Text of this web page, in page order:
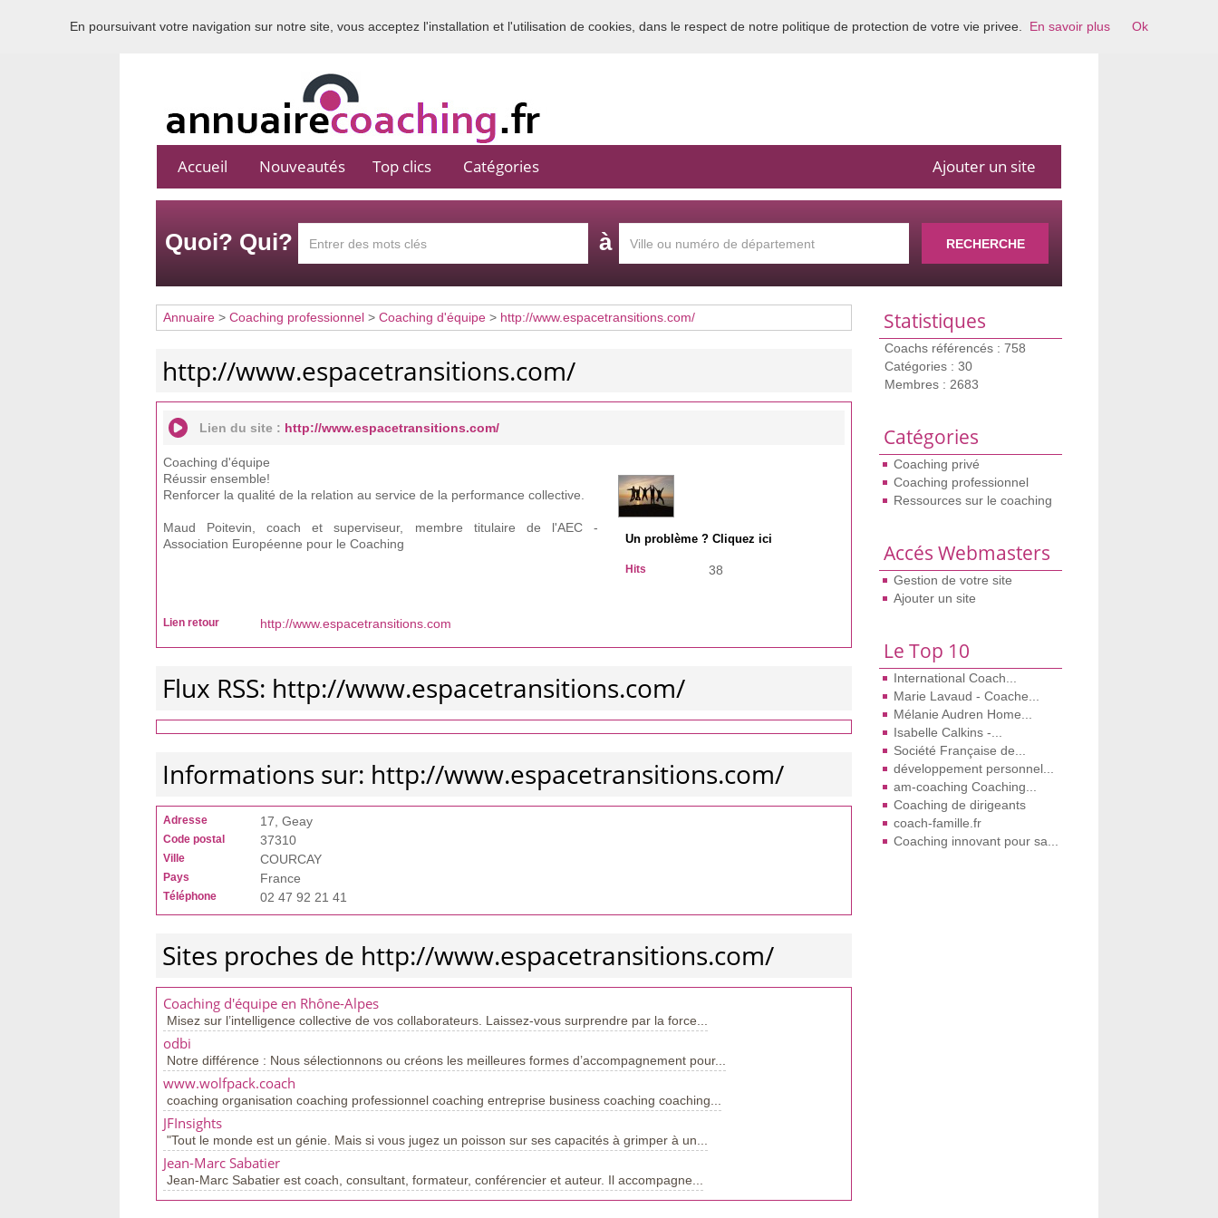
Bienvenue sur l'annuaire du coaching en France
Accueil Nouveautés Top clics Catégories Ajouter un site
Quoi? Qui? à RECHERCHE
Statistiques
Coachs référencés : 758
Catégories : 30
Membres : 2683
Catégories
Coaching privé
Coaching professionnel
Ressources sur le coaching
Accés Webmasters
Gestion de votre site
Ajouter un site
Le Top 10
International Coach...
Marie Lavaud - Coache...
Mélanie Audren Home...
Isabelle Calkins -...
Société Française de...
développement personnel...
am-coaching Coaching...
Coaching de dirigeants
coach-famille.fr
Coaching innovant pour sa...
Annuaire > Coaching professionnel > Coaching d'équipe > http://www.espacetransitions.com/
http://www.espacetransitions.com/
Lien du site : http://www.espacetransitions.com/
Coaching d'équipe
Réussir ensemble!
Renforcer la qualité de la relation au service de la performance collective.
Maud Poitevin, coach et superviseur, membre titulaire de l'AEC -
Association Européenne pour le Coaching
Lien retour http://www.espacetransitions.com
Un problème ? Cliquez ici
Hits 38
Flux RSS: http://www.espacetransitions.com/
Informations sur: http://www.espacetransitions.com/
Adresse 17, Geay
Code postal 37310
Ville COURCAY
Pays France
Téléphone 02 47 92 21 41
Sites proches de http://www.espacetransitions.com/
Coaching d'équipe en Rhône-Alpes
Misez sur l’intelligence collective de vos collaborateurs. Laissez-vous surprendre par la force...
odbi
Notre différence : Nous sélectionnons ou créons les meilleures formes d’accompagnement pour...
www.wolfpack.coach
coaching organisation coaching professionnel coaching entreprise business coaching coaching...
JFInsights
"Tout le monde est un génie. Mais si vous jugez un poisson sur ses capacités à grimper à un...
Jean-Marc Sabatier
Jean-Marc Sabatier est coach, consultant, formateur, conférencier et auteur. Il accompagne...
En poursuivant votre navigation sur notre site, vous acceptez l'installation et l'utilisation de cookies, dans le respect de notre politique de protection de votre vie privee. En savoir plus Ok